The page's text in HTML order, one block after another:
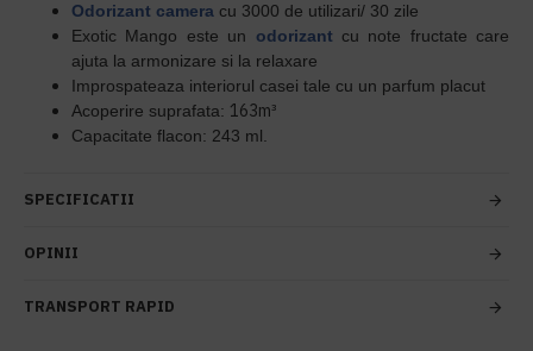
Odorizant camera cu 3000 de utilizari/ 30 zile
Exotic Mango este un odorizant cu note fructate care
ajuta la armonizare si la relaxare
Improspateaza interiorul casei tale cu un parfum placut
Acoperire suprafata: 163m³
Capacitate flacon: 243 ml.
SPECIFICATII
OPINII
TRANSPORT RAPID